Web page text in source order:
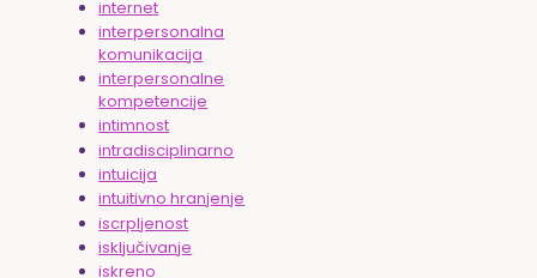
internet
interpersonalna
komunikacija
interpersonalne
kompetencije
intimnost
intradisciplinarno
intuicija
intuitivno hranjenje
iscrpljenost
isključivanje
iskreno